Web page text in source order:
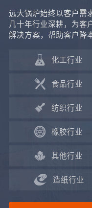
远大锅炉始终以客户需
几十年行业深耕，为客
解决方案，帮助客户降
化工行业
食品行业
纺织行业
橡胶行业
其他行业
造纸行业